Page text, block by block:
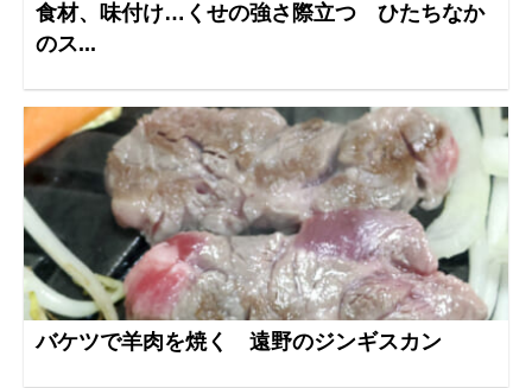
食材、味付け…くせの強さ際立つ ひたちなか
のス...
バケツで羊肉を焼く 遠野のジンギスカン